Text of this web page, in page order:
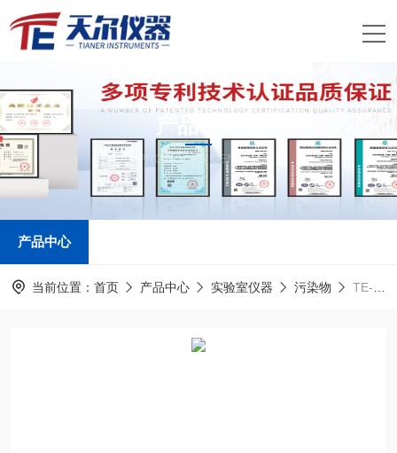
产品中心
PRODUCTS CENTER
产品中心
当前位置： 首页 产品中心 实验室仪器 污染物 TE-5900PLUS实验室悬浮物水质测定仪